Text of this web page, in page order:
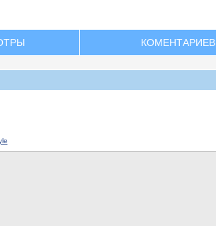
КОМЕНТАРИЕВ